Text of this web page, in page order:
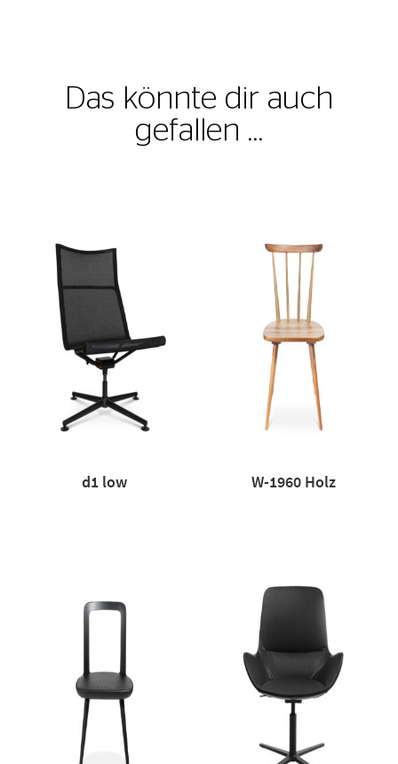
Das könnte dir auch
gefallen …
d1 low W-1960 Holz